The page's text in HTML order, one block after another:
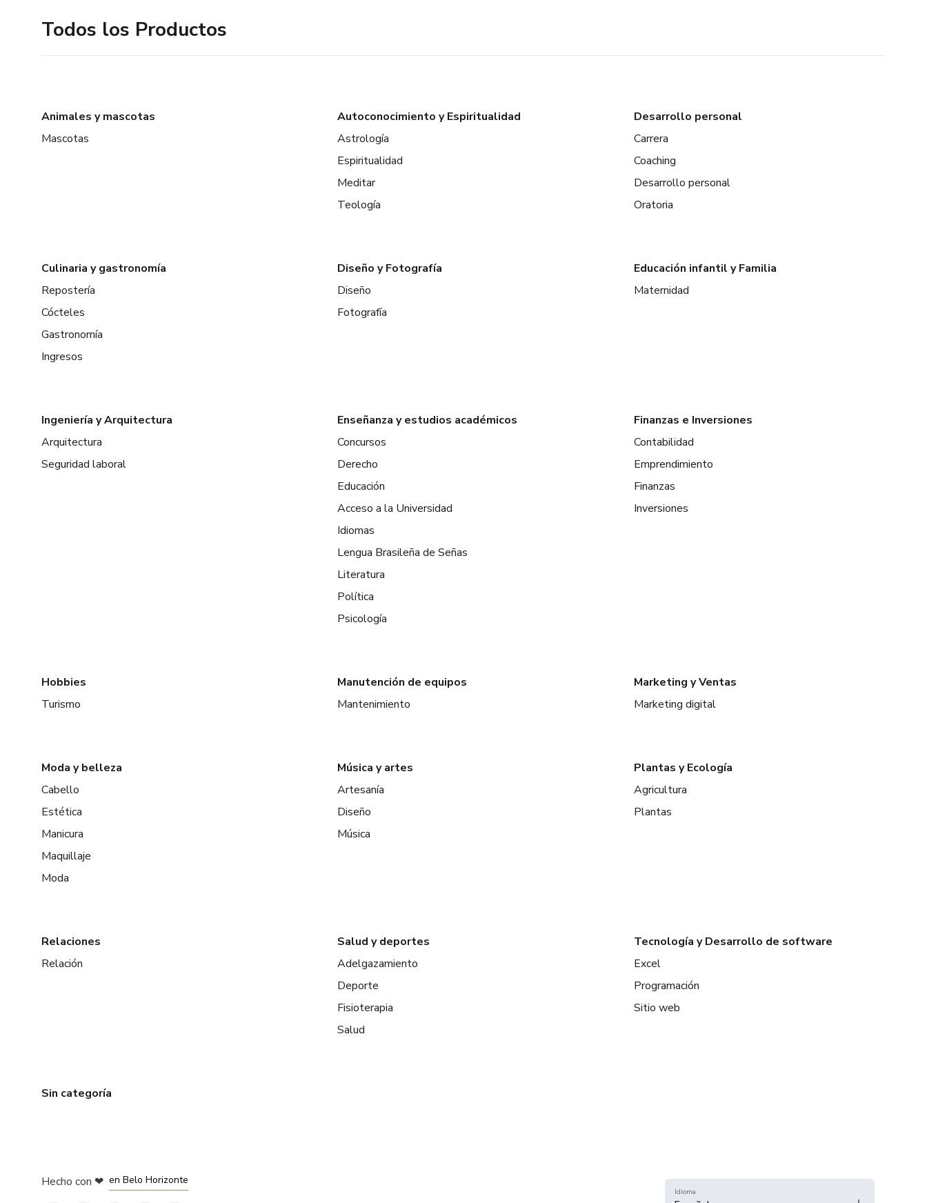
Todos los Productos
Animales y mascotas
Mascotas
Autoconocimiento y Espiritualidad
Astrología
Espiritualidad
Meditar
Teología
Desarrollo personal
Carrera
Coaching
Desarrollo personal
Oratoria
Culinaria y gastronomía
Repostería
Cócteles
Gastronomía
Ingresos
Diseño y Fotografía
Diseño
Fotografía
Educación infantil y Familia
Maternidad
Ingeniería y Arquitectura
Arquitectura
Seguridad laboral
Enseñanza y estudios académicos
Concursos
Derecho
Educación
Acceso a la Universidad
Idiomas
Lengua Brasileña de Señas
Literatura
Política
Psicología
Finanzas e Inversiones
Contabilidad
Emprendimiento
Finanzas
Inversiones
Hobbies
Turismo
Manutención de equipos
Mantenimiento
Marketing y Ventas
Marketing digital
Moda y belleza
Cabello
Estética
Manicura
Maquillaje
Moda
Música y artes
Artesanía
Diseño
Música
Plantas y Ecología
Agricultura
Plantas
Relaciones
Relación
Salud y deportes
Adelgazamiento
Deporte
Fisioterapia
Salud
Tecnología y Desarrollo de software
Excel
Programación
Sitio web
Sin categoría
Hecho con ❤ en Belo Horizonte
Idioma